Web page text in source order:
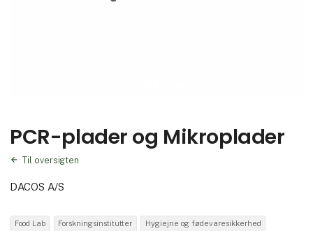
PCR-plader og Mikroplader
Til oversigten
DACOS A/S
Food Lab Forskningsinstitutter Hygiejne og fødevaresikkerhed